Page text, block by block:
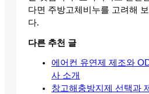
다면 주방고체비누를 고려해
다.
다른 추천 글
에어컨 유연제 제조와
사 소개
창고해충방지제 선택과